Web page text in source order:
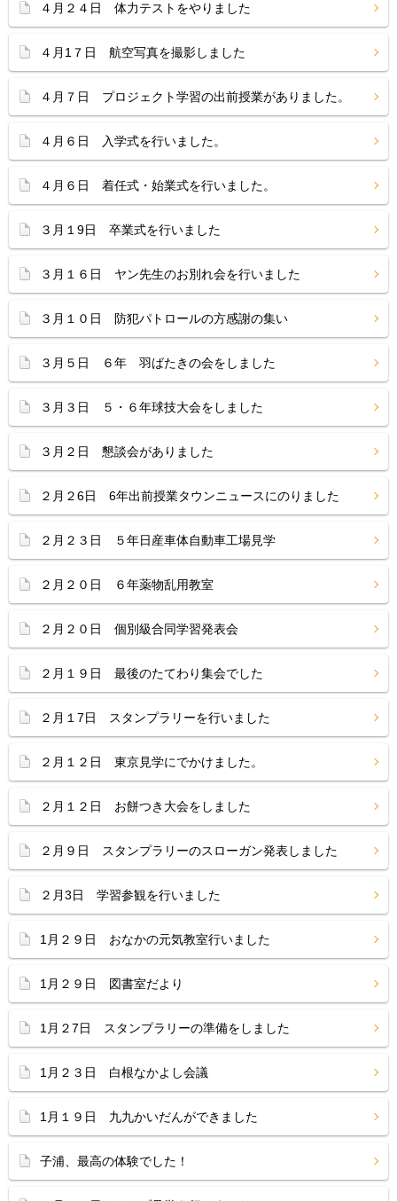
４月２４日 体力テストをやりました
４月1７日 航空写真を撮影しました
４月７日 プロジェクト学習の出前授業がありました。
４月６日 入学式を行いました。
４月６日 着任式・始業式を行いました。
３月１9日 卒業式を行いました
３月１６日 ヤン先生のお別れ会を行いました
３月１０日 防犯パトロールの方感謝の集い
３月５日 ６年 羽ばたきの会をしました
３月３日 ５・６年球技大会をしました
３月２日 懇談会がありました
２月２6日 6年出前授業タウンニュースにのりました
２月２３日 ５年日産車体自動車工場見学
２月２０日 ６年薬物乱用教室
２月２０日 個別級合同学習発表会
２月１９日 最後のたてわり集会でした
２月１7日 スタンプラリーを行いました
２月１２日 東京見学にでかけました。
２月１２日 お餅つき大会をしました
２月９日 スタンプラリーのスローガン発表しました
２月3日 学習参観を行いました
1月２９日 おなかの元気教室行いました
1月２９日 図書室だより
1月２7日 スタンプラリーの準備をしました
1月２３日 白根なかよし会議
1月１９日 九九かいだんができました
子浦、最高の体験でした！